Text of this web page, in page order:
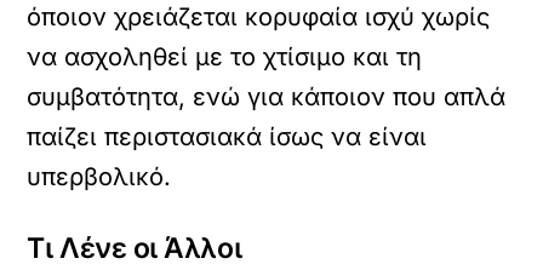
όποιον χρειάζεται κορυφαία ισχύ χωρίς
να ασχοληθεί με το χτίσιμο και τη
συμβατότητα, ενώ για κάποιον που απλά
παίζει περιστασιακά ίσως να είναι
υπερβολικό.
Τι Λένε οι Άλλοι